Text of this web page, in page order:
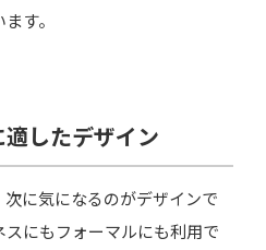
す。
したデザイン
に気になるのがデザインで
にもフォーマルにも利用で